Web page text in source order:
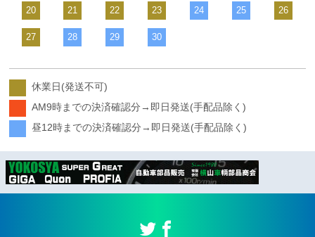
20 21 22 23 24 25 26
27 28 29 30
休業日(発送不可)
AM9時までの決済確認分→即日発送(手配品除く)
昼12時までの決済確認分→即日発送(手配品除く)